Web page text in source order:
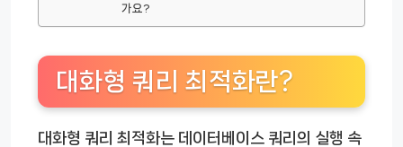
가요?
대화형 쿼리 최적화란?
대화형 쿼리 최적화는 데이터베이스 쿼리의 실행 속